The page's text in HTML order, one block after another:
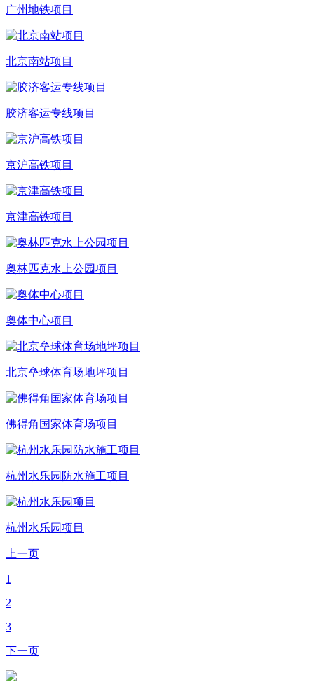
广州地铁项目
北京南站项目
胶济客运专线项目
京沪高铁项目
京津高铁项目
奥林匹克水上公园项目
奥体中心项目
北京垒球体育场地坪项目
佛得角国家体育场项目
杭州水乐园防水施工项目
杭州水乐园项目
上一页
1
2
3
下一页